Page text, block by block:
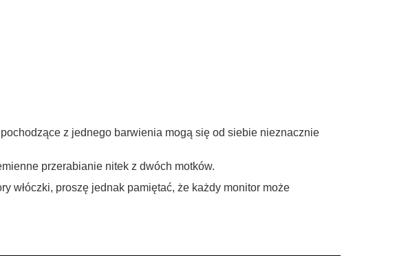
z jednego barwienia mogą się od siebie nieznacznie
przerabianie nitek z dwóch motków.
włóczki, proszę jednak pamiętać, że każdy monitor może